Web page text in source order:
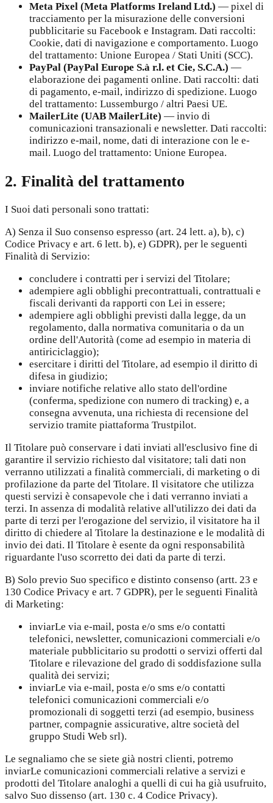
Meta Pixel (Meta Platforms Ireland Ltd.) — pixel di
tracciamento per la misurazione delle conversioni
pubblicitarie su Facebook e Instagram. Dati raccolti:
Cookie, dati di navigazione e comportamento. Luogo
del trattamento: Unione Europea / Stati Uniti (SCC).
PayPal (PayPal Europe S.à r.l. et Cie, S.C.A.) —
elaborazione dei pagamenti online. Dati raccolti: dati
di pagamento, e-mail, indirizzo di spedizione. Luogo
del trattamento: Lussemburgo / altri Paesi UE.
MailerLite (UAB MailerLite) — invio di
comunicazioni transazionali e newsletter. Dati raccolti:
indirizzo e-mail, nome, dati di interazione con le e-
mail. Luogo del trattamento: Unione Europea.
2. Finalità del trattamento
I Suoi dati personali sono trattati:
A) Senza il Suo consenso espresso (art. 24 lett. a), b), c)
Codice Privacy e art. 6 lett. b), e) GDPR), per le seguenti
Finalità di Servizio:
concludere i contratti per i servizi del Titolare;
adempiere agli obblighi precontrattuali, contrattuali e
fiscali derivanti da rapporti con Lei in essere;
adempiere agli obblighi previsti dalla legge, da un
regolamento, dalla normativa comunitaria o da un
ordine dell'Autorità (come ad esempio in materia di
antiriciclaggio);
esercitare i diritti del Titolare, ad esempio il diritto di
difesa in giudizio;
inviare notifiche relative allo stato dell'ordine
(conferma, spedizione con numero di tracking) e, a
consegna avvenuta, una richiesta di recensione del
servizio tramite piattaforma Trustpilot.
Il Titolare può conservare i dati inviati all'esclusivo fine di
garantire il servizio richiesto dal visitatore; tali dati non
verranno utilizzati a finalità commerciali, di marketing o di
profilazione da parte del Titolare. Il visitatore che utilizza
questi servizi è consapevole che i dati verranno inviati a
terzi. In assenza di modalità relative all'utilizzo dei dati da
parte di terzi per l'erogazione del servizio, il visitatore ha il
diritto di chiedere al Titolare la destinazione e le modalità di
invio dei dati. Il Titolare è esente da ogni responsabilità
riguardante l'uso scorretto dei dati da parte di terzi.
B) Solo previo Suo specifico e distinto consenso (artt. 23 e
130 Codice Privacy e art. 7 GDPR), per le seguenti Finalità
di Marketing:
inviarLe via e-mail, posta e/o sms e/o contatti
telefonici, newsletter, comunicazioni commerciali e/o
materiale pubblicitario su prodotti o servizi offerti dal
Titolare e rilevazione del grado di soddisfazione sulla
qualità dei servizi;
inviarLe via e-mail, posta e/o sms e/o contatti
telefonici comunicazioni commerciali e/o
promozionali di soggetti terzi (ad esempio, business
partner, compagnie assicurative, altre società del
gruppo Studi Web srl).
Le segnaliamo che se siete già nostri clienti, potremo
inviarLe comunicazioni commerciali relative a servizi e
prodotti del Titolare analoghi a quelli di cui ha già usufruito,
salvo Suo dissenso (art. 130 c. 4 Codice Privacy).